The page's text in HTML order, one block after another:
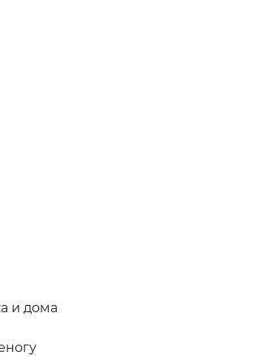
и дома